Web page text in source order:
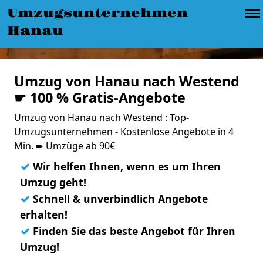
Umzugsunternehmen
Hanau
Umzug von Hanau nach Westend
☛ 100 % Gratis-Angebote
Umzug von Hanau nach Westend : Top-
Umzugsunternehmen - Kostenlose Angebote in 4
Min. ➨ Umzüge ab 90€
✓ Wir helfen Ihnen, wenn es um Ihren
Umzug geht!
✓ Schnell & unverbindlich Angebote
erhalten!
✓ Finden Sie das beste Angebot für Ihren
Umzug!